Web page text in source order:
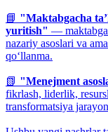
📘 "Maktabgacha
yuritish" —
nazariy asoslari va
qo‘llanma.
📗 "Menejment
fikrlash, liderlik,
transformatsiya